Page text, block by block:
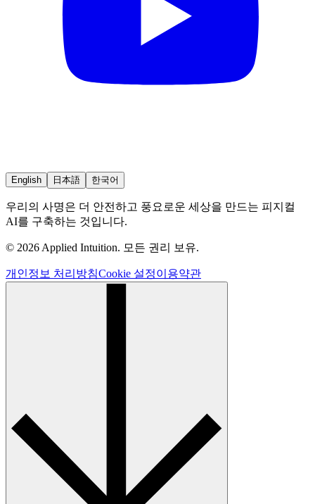
English 日本語 한국어
우리의 사명은 더 안전하고 풍요로운 세상을 만드는 피지컬
AI를 구축하는 것입니다.
© 2026 Applied Intuition. 모든 권리 보유.
개인정보 처리방침Cookie 설정이용약관